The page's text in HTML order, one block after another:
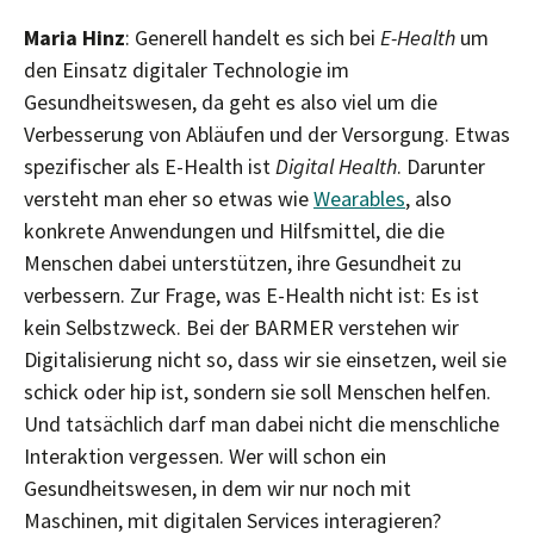
Maria Hinz: Generell handelt es sich bei E-Health um
den Einsatz digitaler Technologie im
Gesundheitswesen, da geht es also viel um die
Verbesserung von Abläufen und der Versorgung. Etwas
spezifischer als E-Health istDigital Health. Darunter
versteht man eher so etwas wieWearables, also
konkrete Anwendungen und Hilfsmittel, die die
Menschen dabei unterstützen, ihre Gesundheit zu
verbessern. Zur Frage, was E-Health nicht ist: Es ist
kein Selbstzweck. Bei der BARMER verstehen wir
Digitalisierung nicht so, dass wir sie einsetzen, weil sie
schick oder hip ist, sondern sie soll Menschen helfen.
Und tatsächlich darf man dabei nicht die menschliche
Interaktion vergessen. Wer will schon ein
Gesundheitswesen, in dem wir nur noch mit
Maschinen, mit digitalen Services interagieren?